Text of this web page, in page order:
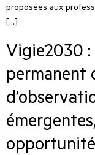
proposées aux
[…]
Vigie2030
permanent